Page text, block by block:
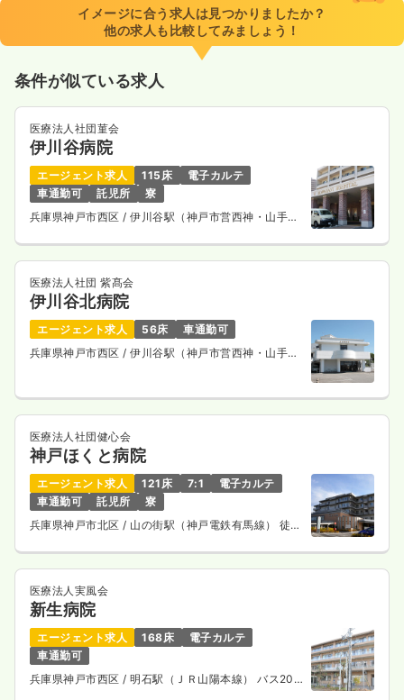
イメージに合う求人は見つかりましたか？
他の求人も比較してみましょう！
条件が似ている求人
医療法人社団菫会
伊川谷病院
エージェント求人 115床
電子カルテ
車通勤可
託児所
寮
兵庫県神戸市西区/ 伊川谷駅（神戸市営西神・山手
医療法人社団 紫髙会
伊川谷北病院
エージェント求人 56床
車通勤可
兵庫県神戸市西区 / 伊川谷駅（神戸市営西神・山手
医療法人社団健心会
神戸ほくと病院
エージェント求人 121床 7:1
電子カルテ
車通勤可
託児所
寮
兵庫県神戸市北区/ 山の街駅（神戸電鉄有馬線） 徒歩
医療法人実風会
新生病院
エージェント求人 168床
電子カルテ
車通勤可
兵庫県神戸市西区/ 明石駅（ＪＲ山陽本線） バス20